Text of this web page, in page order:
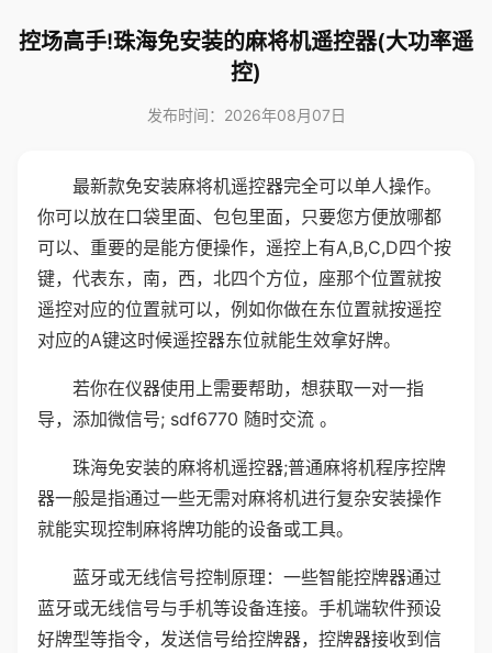
控场高手!珠海免安装的麻将机遥控器(大功率遥
控)
发布时间：2026年08月07日
最新款免安装麻将机遥控器完全可以单人操作。
你可以放在口袋里面、包包里面，只要您方便放哪都
可以、重要的是能方便操作，遥控上有A,B,C,D四个按
键，代表东，南，西，北四个方位，座那个位置就按
遥控对应的位置就可以，例如你做在东位置就按遥控
对应的A键这时候遥控器东位就能生效拿好牌。
若你在仪器使用上需要帮助，想获取一对一指
导，添加微信号; sdf6770 随时交流 。
珠海免安装的麻将机遥控器;普通麻将机程序控牌
器一般是指通过一些无需对麻将机进行复杂安装操作
就能实现控制麻将牌功能的设备或工具。
蓝牙或无线信号控制原理：一些智能控牌器通过
蓝牙或无线信号与手机等设备连接。手机端软件预设
好牌型等指令，发送信号给控牌器，控牌器接收到信